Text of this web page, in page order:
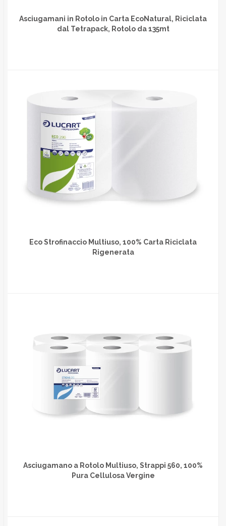
Asciugamani in Rotolo in Carta EcoNatural, Riciclata
dal Tetrapack, Rotolo da 135mt
Eco Strofinaccio Multiuso, 100% Carta Riciclata
Rigenerata
Asciugamano a Rotolo Multiuso, Strappi 560, 100%
Pura Cellulosa Vergine